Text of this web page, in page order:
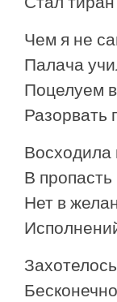
Чем я не
Палача
Поцелуем
Разорвать
Восходила
В
Нет в